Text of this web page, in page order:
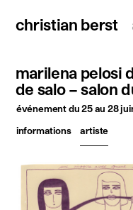
christian berst
christian berst
recherche
accueil
artistes
expositions
actualités
marilena pelosi
de salo – salon
événementdu 25 au 28
informations
artiste